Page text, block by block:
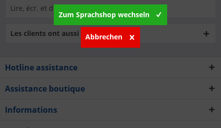
Lire, écr. et débatt. des analyses…
Les clients ont aussi acheté
Hotline assistance
Assistance boutique
Informations
Zum Sprachshop wechseln
Abbrechen